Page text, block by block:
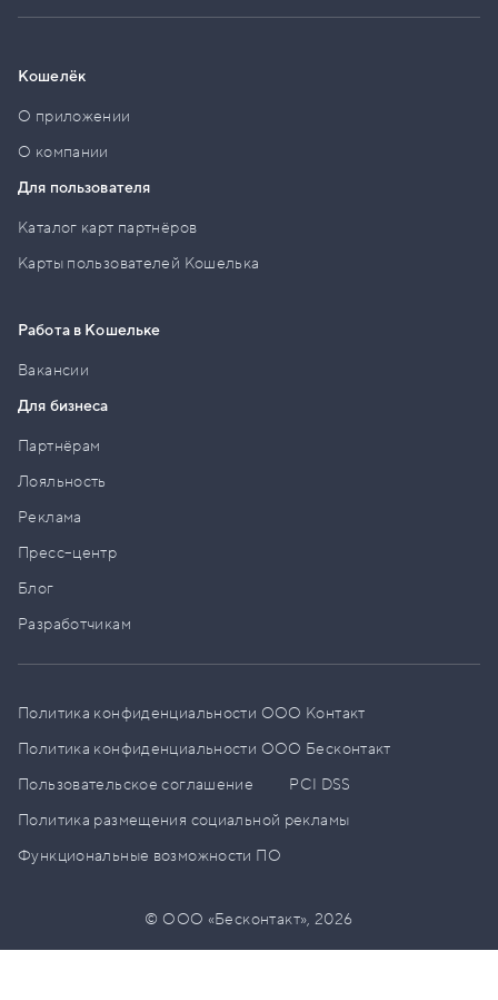
Кошелёк
О приложении
О компании
Для пользователя
Каталог карт партнёров
Карты пользователей Кошелька
Работа в Кошельке
Вакансии
Для бизнеса
Партнёрам
Лояльность
Реклама
Пресс–центр
Блог
Разработчикам
Политика конфиденциальности ООО Контакт
Политика конфиденциальности ООО Бесконтакт
Пользовательское соглашение
PCI DSS
Политика размещения социальной рекламы
Функциональные возможности ПО
© ООО «Бесконтакт»,2026